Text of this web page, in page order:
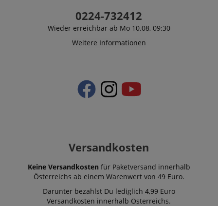
0224-732412
Wieder erreichbar ab Mo 10.08, 09:30
Weitere Informationen
Versandkosten
Keine Versandkosten für Paketversand innerhalb
Österreichs ab einem Warenwert von 49 Euro.
Darunter bezahlst Du lediglich 4,99 Euro
Versandkosten innerhalb Österreichs.